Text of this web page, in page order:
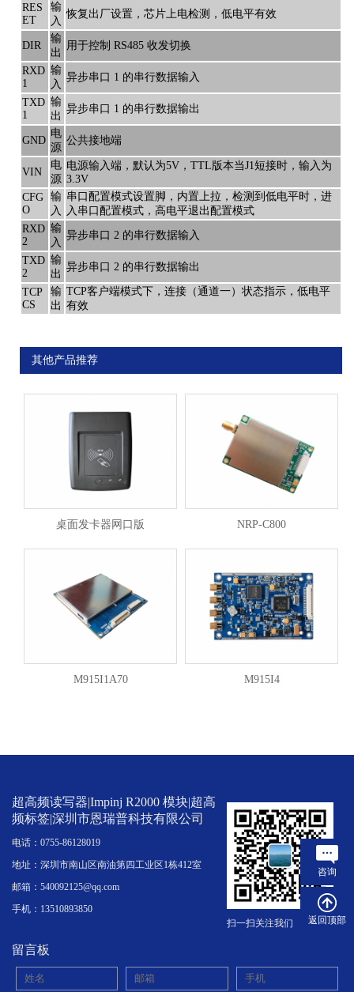
RES
ET
输
入
恢复出厂设置，芯片上电检测，低电平有效
DIR
输
出
用于控制 RS485 收发切换
RXD
1
输
入
异步串口 1 的串行数据输入
TXD
1
输
出
异步串口 1 的串行数据输出
GND
电
源
公共接地端
VIN
电
源
电源输入端，默认为5V，TTL版本当J1短接时，输入为
3.3V
CFG
O
输
入
串口配置模式设置脚，内置上拉，检测到低电平时，进
入串口配置模式，高电平退出配置模式
RXD
2
输
入
异步串口 2 的串行数据输入
TXD
2
输
出
异步串口 2 的串行数据输出
TCP
CS
输
出
TCP客户端模式下，连接（通道一）状态指示，低电平
有效
其他产品推荐
桌面发卡器网口版 NRP-C800
M915I1A70 M915I4
超高频读写器|Impinj R2000 模块|超高
频标签|深圳市恩瑞普科技有限公司
电话：0755-86128019
地址：深圳市南山区南油第四工业区1栋412室
邮箱：540092125@qq.com
手机：13510893850
扫一扫关注我们
留言板
咨询
返回顶部